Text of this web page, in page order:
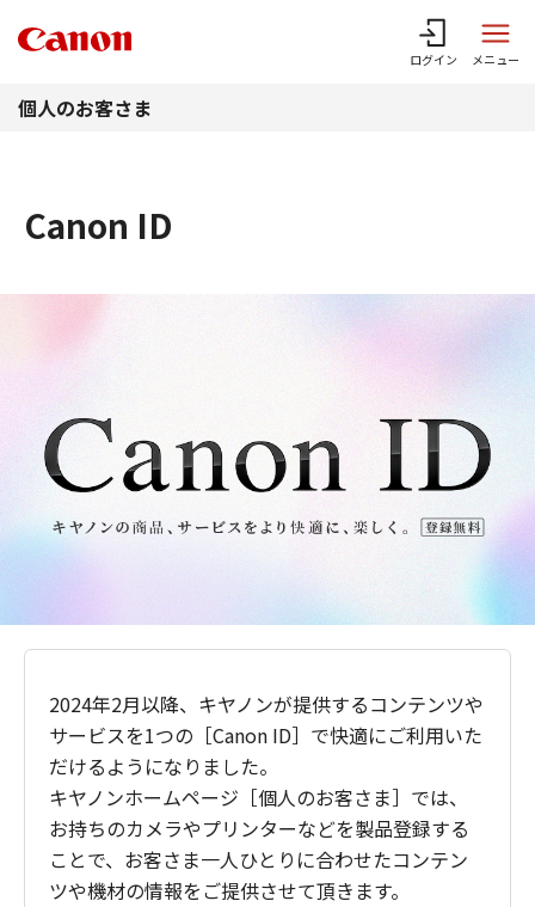
ログイン メニュー
個人のお客さま
Canon ID
2024年2月以降、キヤノンが提供するコンテンツや
サービスを1つの［Canon ID］で快適にご利用いた
だけるようになりました。
キヤノンホームページ［個人のお客さま］では、
お持ちのカメラやプリンターなどを製品登録する
ことで、お客さま一人ひとりに合わせたコンテン
ツや機材の情報をご提供させて頂きます。